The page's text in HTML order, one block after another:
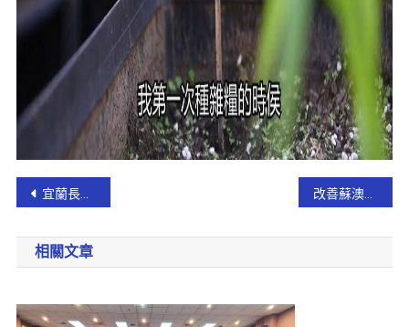
宜蘭長照即日起開放探視 「紓困金」縣府協助民眾快速審核、入帳
相關文章